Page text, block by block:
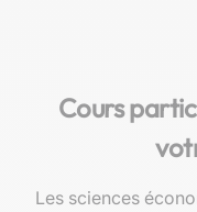
Cours
Les sciences